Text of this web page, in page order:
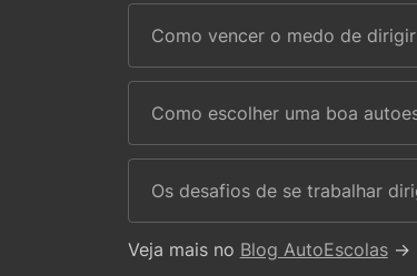
Como vencer o medo de dirigir
Como escolher uma boa
Os desafios de se trabalhar
Veja mais no Blog AutoEscolas→